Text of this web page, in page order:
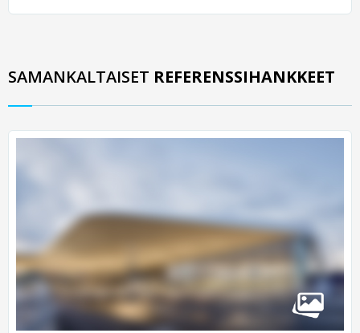
SAMANKALTAISET REFERENSSIHANKKEET